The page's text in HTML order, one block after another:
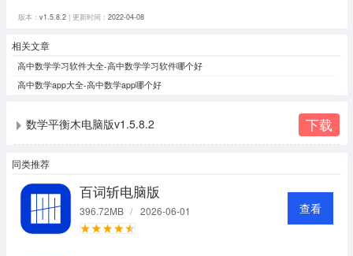
版本： v1.5.8.2| 更新时间： 2022-04-08
相关文章
高中数学学习软件大全-高中数学学习软件哪个好
高中数学app大全-高中数学app哪个好
数学平衡木电脑版v1.5.8.2 下载
同类推荐
百词斩电脑版
396.72MB / 2026-06-01 查看